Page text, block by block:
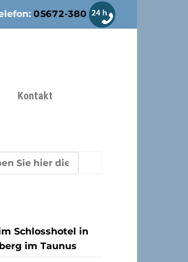
05672-380
Kontakt
Schlosshotel in
im Taunus